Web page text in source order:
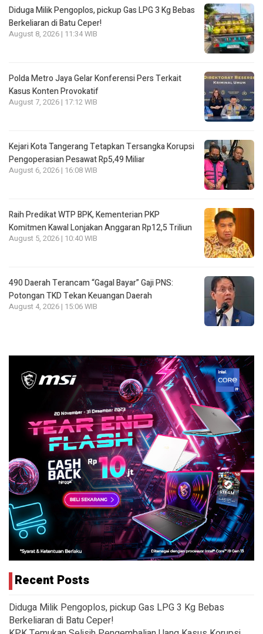
Diduga Milik Pengoplos, pickup Gas LPG 3 Kg Bebas
Berkeliaran di Batu Ceper!
August 8, 2026 | 11:34 WIB
Polda Metro Jaya Gelar Konferensi Pers Terkait
Kasus Konten Provokatif
August 7, 2026 | 17:12 WIB
Kejari Kota Tangerang Tetapkan Tersangka Korupsi
Pengoperasian Pesawat Rp5,49 Miliar
August 6, 2026 | 16:08 WIB
Raih Predikat WTP BPK, Kementerian PKP
Komitmen Kawal Lonjakan Anggaran Rp12,5 Triliun
August 5, 2026 | 10:40 WIB
490 Daerah Terancam “Gagal Bayar” Gaji PNS:
Potongan TKD Tekan Keuangan Daerah
August 4, 2026 | 15:06 WIB
Recent Posts
Diduga Milik Pengoplos, pickup Gas LPG 3 Kg Bebas
Berkeliaran di Batu Ceper!